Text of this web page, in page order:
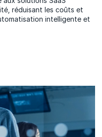
réduisant les coûts et
intelligente et